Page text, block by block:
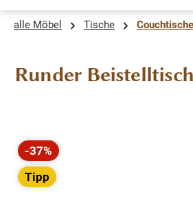
alle Möbel Tische Couchtische
Runder
Bildergalerie überspringen
-37%
Rabatt
Tipp